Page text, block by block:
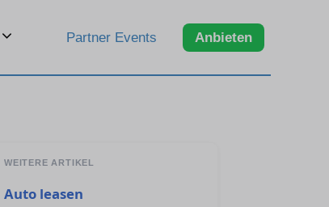
Partner Events Anbieten
WEITERE ARTIKEL
Auto leasen